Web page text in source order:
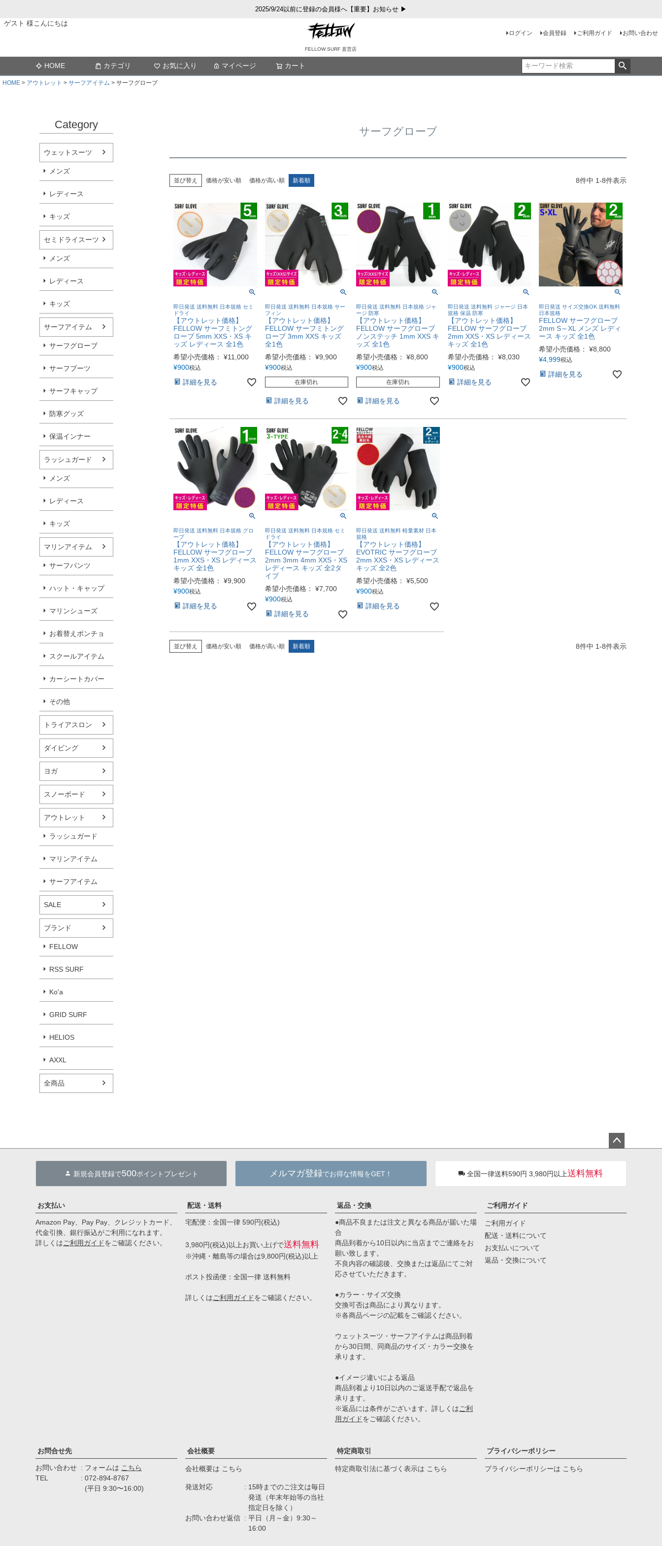
2025/9/24以前に登録の会員様へ【重要】お知らせ ▶
ゲスト 様こんにちは
FELLOW SURF 直営店
ログイン 会員登録 ご利用ガイド お問い合わせ
HOME カテゴリ お気に入り マイページ カート
HOME アウトレット サーフアイテム サーフグローブ
Category
ウェットスーツ
メンズ
レディース
キッズ
セミドライスーツ
メンズ
レディース
キッズ
サーフアイテム
サーフグローブ
サーフブーツ
サーフキャップ
防寒グッズ
保温インナー
ラッシュガード
メンズ
レディース
キッズ
マリンアイテム
サーフパンツ
ハット・キャップ
マリンシューズ
お着替えポンチョ
スクールアイテム
カーシートカバー
その他
トライアスロン
ダイビング
ヨガ
スノーボード
アウトレット
ラッシュガード
マリンアイテム
サーフアイテム
SALE
ブランド
FELLOW
RSS SURF
Ko'a
GRID SURF
HELIOS
AXXL
全商品
サーフグローブ
並び替え 価格が安い順 価格が高い順 新着順 8件中 1-8件表示
即日発送 送料無料 日本規格 セミ
ドライ
【アウトレット価格】
FELLOW サーフミトング
ローブ 5mm XXS・XS キ
ッズ レディース 全1色
希望小売価格：
¥11,000
¥900税込
詳細を見る
即日発送 送料無料 日本規格 サー
フィン
【アウトレット価格】
FELLOW サーフミトング
ローブ 3mm XXS キッズ
全1色
希望小売価格：
¥9,900
¥900税込
在庫切れ
詳細を見る
即日発送 送料無料 日本規格 ジャ
ージ 防寒
【アウトレット価格】
FELLOW サーフグローブ
ノンステッチ 1mm XXS キ
ッズ 全1色
希望小売価格：
¥8,800
¥900税込
在庫切れ
詳細を見る
即日発送 送料無料 ジャージ 日本
規格 保温 防寒
【アウトレット価格】
FELLOW サーフグローブ
2mm XXS・XS レディース
キッズ 全1色
希望小売価格：
¥8,030
¥900税込
詳細を見る
即日発送 サイズ交換OK 送料無料
日本規格
FELLOW サーフグローブ
2mm S～XL メンズ レディ
ース キッズ 全1色
希望小売価格：
¥8,800
¥4,999税込
詳細を見る
即日発送 送料無料 日本規格 グロ
ーブ
【アウトレット価格】
FELLOW サーフグローブ
1mm XXS・XS レディース
キッズ 全1色
希望小売価格：
¥9,900
¥900税込
詳細を見る
即日発送 送料無料 日本規格 セミ
ドライ
【アウトレット価格】
FELLOW サーフグローブ
2mm 3mm 4mm XXS・XS
レディース キッズ 全2タ
イプ
希望小売価格：
¥7,700
¥900税込
詳細を見る
即日発送 送料無料 軽量素材 日本
規格
【アウトレット価格】
EVOTRIC サーフグローブ
2mm XXS・XS レディース
キッズ 全2色
希望小売価格：
¥5,500
¥900税込
詳細を見る
並び替え 価格が安い順 価格が高い順 新着順 8件中 1-8件表示
へ
新規会員登録で500ポイントプレゼント メルマガ登録でお得な情報をGET！ 全国一律送料590円 3,980円以上送料無料
お支払い
Amazon Pay、Pay Pay、クレジットカード、
代金引換、銀行振込がご利用になれます。
詳しくはご利用ガイドをご確認ください。
配送・送料
宅配便：全国一律 590円(税込)
3,980円(税込)以上お買い上げで送料無料
※沖縄・離島等の場合は9,800円(税込)以上
ポスト投函便：全国一律 送料無料
詳しくはご利用ガイドをご確認ください。
返品・交換
●商品不良または注文と異なる商品が届いた場
合
商品到着から10日以内に当店までご連絡をお
願い致します。
不良内容の確認後、交換または返品にてご対
応させていただきます。
●カラー・サイズ交換
交換可否は商品により異なります。
※各商品ページの記載をご確認ください。
ウェットスーツ・サーフアイテムは商品到着
から30日間、同商品のサイズ・カラー交換を
承ります。
●イメージ違いによる返品
商品到着より10日以内のご返送手配で返品を
承ります。
※返品には条件がございます。詳しくはご利
用ガイドをご確認ください。
ご利用ガイド
ご利用ガイド
配送・送料について
お支払いについて
返品・交換について
お問合せ先
お問い合わせ フォームは こちら
TEL
072-894-8767
(平日 9:30〜16:00)
会社概要
会社概要は こちら
発送対応
15時までのご注文は毎日
発送（年末年始等の当社
指定日を除く）
お問い合わせ返信
平日（月～金）9:30～
16:00
特定商取引
特定商取引法に基づく表示は こちら
プライバシーポリシー
プライバシーポリシーは こちら